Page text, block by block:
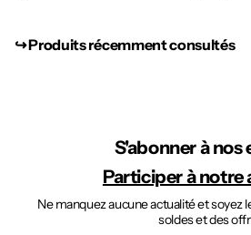
↪︎ Produits récemment consultés
S'abonner à nos
Participer à notre
Ne manquez aucune actualité et soyez
soldes et des